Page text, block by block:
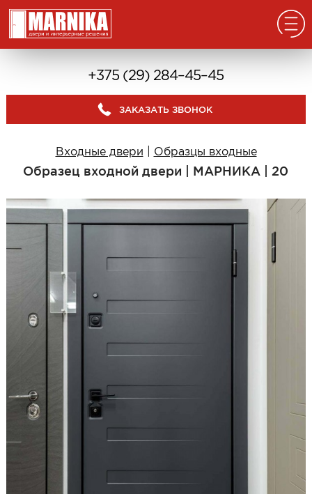
Входные двери
В дом с окном
В дом без окна
Классические в квартиру
Современные в квартиру
С декоративными панелями
С зеркалом
Под отделку
Образцы входные
Массив
Экошпон
+375 (29) 284–45–45
ЗАКАЗАТЬ ЗВОНОК
Входные двери Образцы входные
Образец входной двери | МАРНИКА | 20